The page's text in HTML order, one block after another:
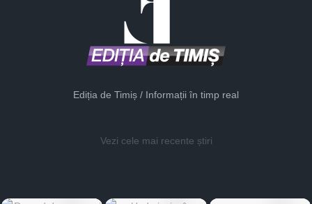
Ediția de Timiș / Informații în timp real
Vezi cele mai recente știri